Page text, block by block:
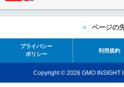
ページの
プライバシー
ポリシー
利用規約
Copyright © 2026 GMO INSIGHT